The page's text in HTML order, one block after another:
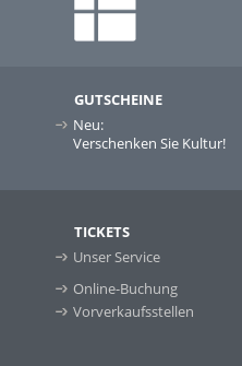
GUTSCHEINE
Neu:
Verschenken Sie Kultur!
TICKETS
Unser Service
Online-Buchung
Vorverkaufsstellen